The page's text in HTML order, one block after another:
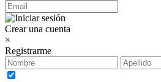
Crear una cuenta
×
Registrarme